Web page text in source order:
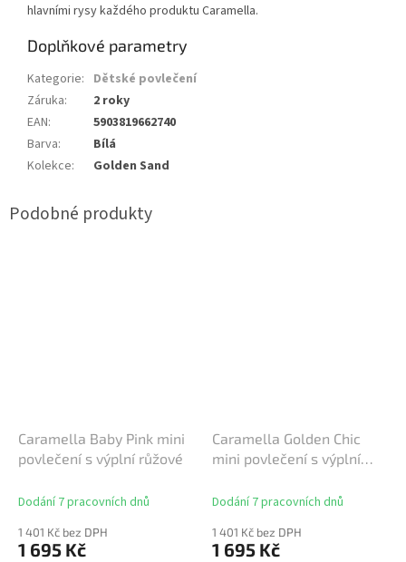
hlavními rysy každého produktu Caramella.
Doplňkové parametry
Kategorie: Dětské povlečení
Záruka:
2 roky
EAN:
5903819662740
Barva:
Bílá
Kolekce: Golden Sand
Caramella Baby Pink mini
povlečení s výplní růžové
Dodání 7 pracovních dnů
1 401 Kč bez DPH
1 695 Kč
Caramella Golden Chic
mini povlečení s výplní
Dodání 7 pracovních dnů
1 401 Kč bez DPH
1 695 Kč